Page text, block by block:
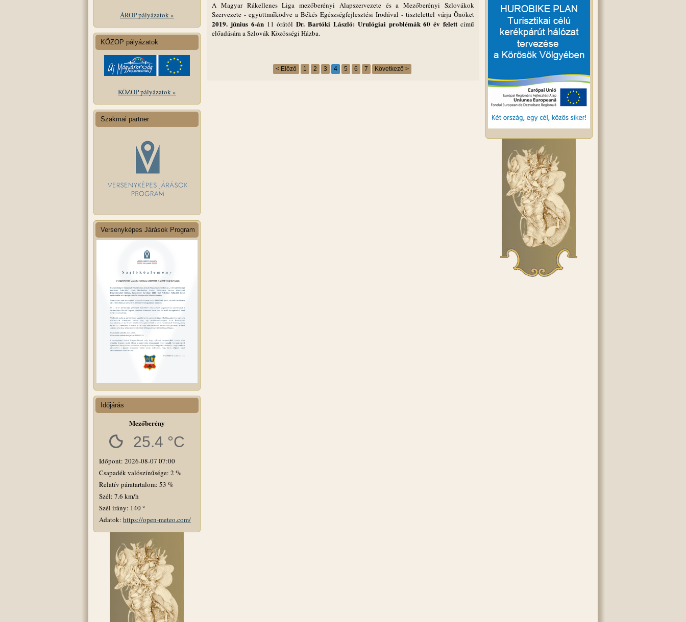
ÁROP pályázatok »
KÖZOP pályázatok
KÖZOP pályázatok »
Szakmai partner
Versenyképes Járások Program
Időjárás
Mezőberény
25.4 °C
Időpont: 2026-08-07 07:00
Csapadék valószínűsége: 2 %
Relatív páratartalom: 53 %
Szél: 7.6 km/h
Szél irány: 140 °
Adatok: https://open-meteo.com/
A Magyar Rákellenes Liga mezőberényi Alapszervezete és a Mezőberényi Szlovákok
Szervezete - együttműködve a Békés Egészségfejlesztési Irodával - tisztelettel várja Önöket
2019. június 6-án11 órátólDr. Bartóki László: Urulógiai problémák 60 év felett című
előadására a Szlovák Közösségi Házba.
< Előző 1 2 3 4 5 6 7 Következő >